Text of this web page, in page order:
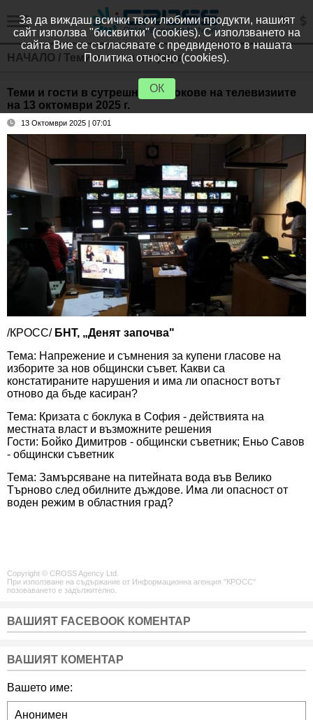
НАЧАЛО / Теми и гости в ефира
Теми и гости в сутрешните блокове на телевизиите
на 13 октомври 2025 г.
13 Октомври 2025 | 07:01
/КРОСС/ БНТ, „Денят започва"
Тема: Напрежение и съмнения за купени гласове на
изборите за нов общински съвет. Какви са
констатираните нарушения и има ли опасност вотът
отново да бъде касиран?
Тема: Кризата с боклука в София - действията на
местната власт и възможните решения
Гости: Бойко Димитров - общински съветник; Еньо Савов
- общински съветник
Тема: Замърсяване на питейната вода във Велико
Търново след обилните дъждове. Има ли опасност от
воден режим в областния град?
Copyright © CROSS Agency Ltd.
При използване на съдържание от Информационна агенция "КРОСС"
позоваването е задължително.
ВАШИЯТ FACEBOOK КОМЕНТАР
ВАШИЯТ КОМЕНТАР
Вашето име:
За да виждаш всички твои любими продукти, нашият
сайт използва "бисквитки" (cookies). С използването на
сайта Вие се съгласявате с предвиденото в нашата
Политика относно (cookies).
ОК